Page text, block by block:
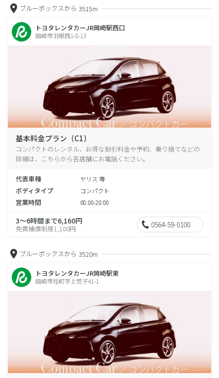
ブルーボックスから 3515m
トヨタレンタカーJR岡崎駅西口
岡崎市羽根西1-8-13
基本料金プラン（C1）
コンパクトのレンタル、お得な割引料金や予約、乗り捨てなどの
詳細は、こちらから各店舗にお電話ください。
代表車種 ヤリス 等
ボディタイプ コンパクト
営業時間 08:00-20:00
3～6時間まで6,160円
免責補償制度1,100円 0564-59-0100
ブルーボックスから 3520m
トヨタレンタカーJR岡崎駅東
岡崎市柱町字上荒子41-1